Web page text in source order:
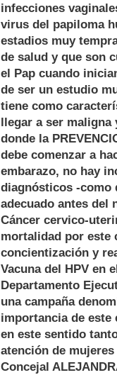
infecciones
virus del papiloma
estadios muy
de salud y que son
el Pap cuando
de ser un estudio
tiene como
llegar a ser maligna
donde la
debe comenzar a
embarazo, no hay
diagnósticos -como
adecuado antes del
Cáncer cervico-
mortalidad por este
concientización y
Vacuna del HPV en
Departamento
una campaña
importancia de este
en este sentido
atención de
Concejal